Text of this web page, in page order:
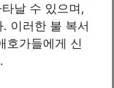
날 수 있으며,
이러한 불 복서
호가들에게 신